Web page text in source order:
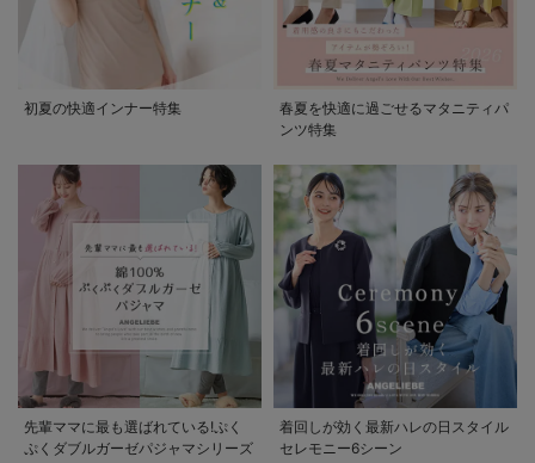
初夏の快適インナー特集
春夏を快適に過ごせるマタニティパ
ンツ特集
先輩ママに最も選ばれている!ぷく
ぷくダブルガーゼパジャマシリーズ
着回しが効く最新ハレの日スタイル
セレモニー6シーン